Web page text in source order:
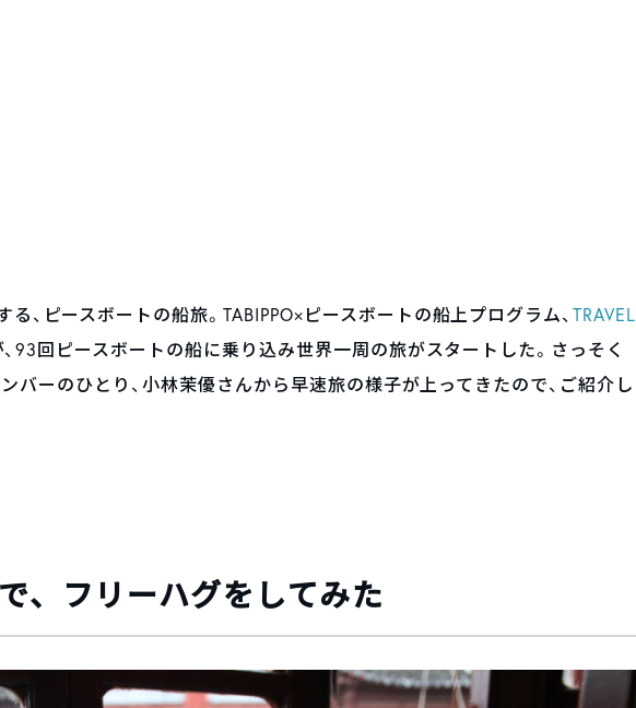
、ピースボートの船旅。TABIPPO×ピースボートの船上プログラム、TRAVEL
93回ピースボートの船に乗り込み世界一周の旅がスタートした。さっそく
ンバーのひとり、小林茉優さんから早速旅の様子が上ってきたので、ご紹介し
、フリーハグをしてみた